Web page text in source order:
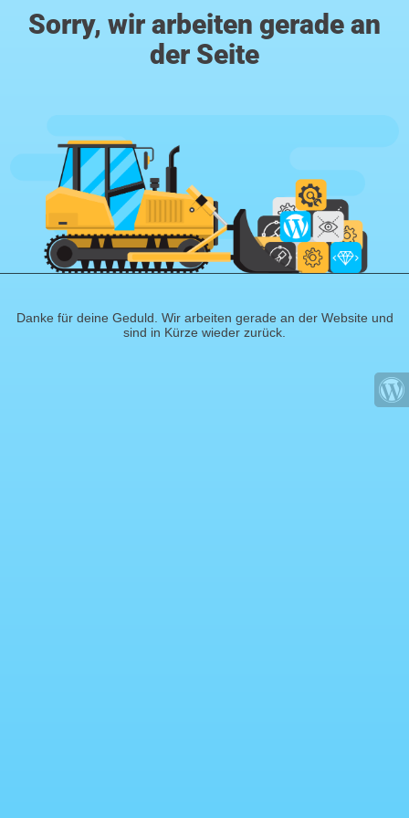
Sorry, wir arbeiten gerade an
der Seite
Danke für deine Geduld. Wir arbeiten gerade an der Website und
sind in Kürze wieder zurück.